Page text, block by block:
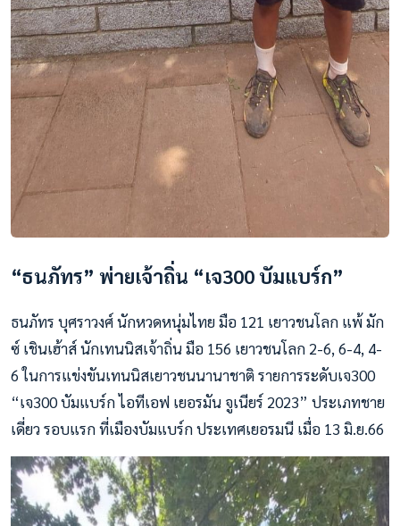
“ธนภัทร” พ่ายเจ้าถิ่น “เจ300 บัมแบร์ก”
ธนภัทร บุศราวงศ์ นักหวดหนุ่มไทย มือ 121 เยาวชนโลก แพ้ มัก
ซ์ เชินเฮ้าส์ นักเทนนิสเจ้าถิ่น มือ 156 เยาวชนโลก 2-6, 6-4, 4-
6 ในการแข่งขันเทนนิสเยาวชนนานาชาติ รายการระดับเจ300
“เจ300 บัมแบร์ก ไอทีเอฟ เยอรมัน จูเนียร์ 2023” ประเภทชาย
เดี่ยว รอบแรก ที่เมืองบัมแบร์ก ประเทศเยอรมนี เมื่อ 13 มิ.ย.66